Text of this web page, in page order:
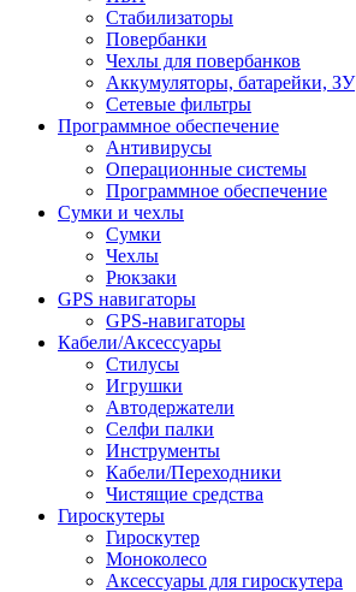
Стабилизаторы
Повербанки
Чехлы для повербанков
Аккумуляторы, батарейки, ЗУ
Сетевые фильтры
Программное обеспечение
Антивирусы
Операционные системы
Программное обеспечение
Сумки и чехлы
Сумки
Чехлы
Рюкзаки
GPS навигаторы
GPS-навигаторы
Кабели/Аксессуары
Стилусы
Игрушки
Автодержатели
Селфи палки
Инструменты
Кабели/Переходники
Чистящие средства
Гироскутеры
Гироскутер
Моноколесо
Аксессуары для гироскутера